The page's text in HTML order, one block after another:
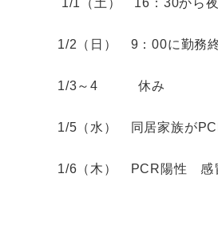
1/2（日） 9：00に勤務
1/3～4 休み
1/5（水） 同居家族が
1/6（木） PCR陽性 感